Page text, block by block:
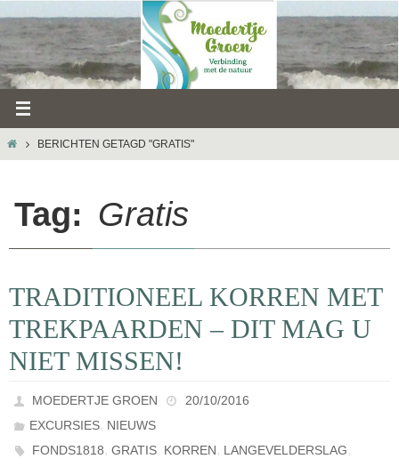
naar
inhoud
HOMEBERICHTEN GETAGD "GRATIS"
Tag: Gratis
TRADITIONEEL KORREN MET
TREKPAARDEN – DIT MAG U
NIET MISSEN!
MOEDERTJE GROEN
20/10/2016
EXCURSIES, NIEUWS
FONDS1818,GRATIS, KORREN, LANGEVELDERSLAG,